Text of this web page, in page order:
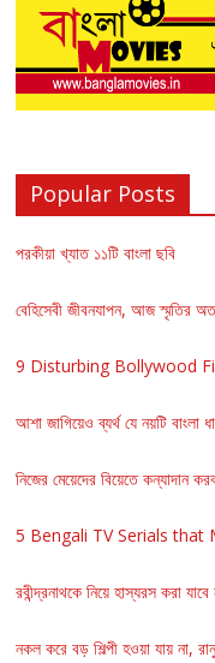
Popular Posts
পরকীয়া খ্যাত ১১টি বাংলা ছবি
বেহিসেবী জীবনযাপন, আজ স্মৃতির
9 Disturbing Bollywood
আশা জাগিয়েও ব্যর্থ যে নয়টি বাংলা
নিজের মেয়েদের বিয়েতে কন্যাদান
5 Bengali TV Serials that
রবীন্দ্রনাথকে নিয়ে হাস্যরস করা
নকল করে বড় শিল্পী হওয়া যায় না,